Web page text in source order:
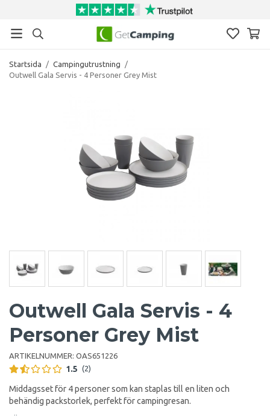
Startsida / Campingutrustning
/
Outwell Gala Servis - 4 Personer Grey Mist
Outwell Gala Servis - 4
Personer Grey Mist
ARTIKELNUMMER: OAS651226
1.5 (2)
Middagsset för 4 personer som kan staplas till en liten och
behändig packstorlek, perfekt för campingresan.